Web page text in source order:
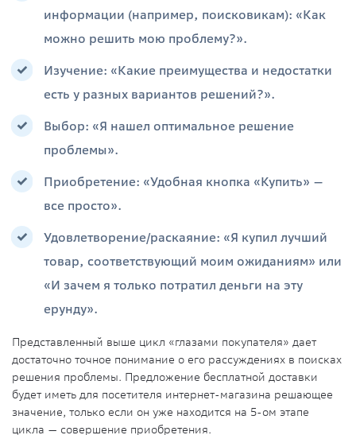
информации (например, поисковикам): «Как
можно решить мою проблему?».
Изучение: «Какие преимущества и недостатки
есть у разных вариантов решений?».
Выбор: «Я нашел оптимальное решение
проблемы».
Приобретение: «Удобная кнопка «Купить» —
все просто».
Удовлетворение/раскаяние: «Я купил лучший
товар, соответствующий моим ожиданиям» или
«И зачем я только потратил деньги на эту
ерунду».
Представленный выше цикл «глазами покупателя» дает
достаточно точное понимание о его рассуждениях в поисках
решения проблемы. Предложение бесплатной доставки
будет иметь для посетителя интернет-магазина решающее
значение, только если он уже находится на 5-ом этапе
цикла — совершение приобретения.